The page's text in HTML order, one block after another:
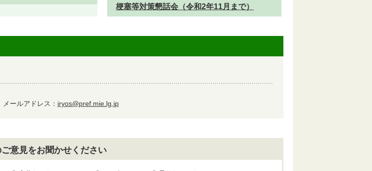
梗塞等対策懇話会（令和2年11月まで）
メールアドレス： iryos@pref.mie.lg.jp
意見をお聞かせください